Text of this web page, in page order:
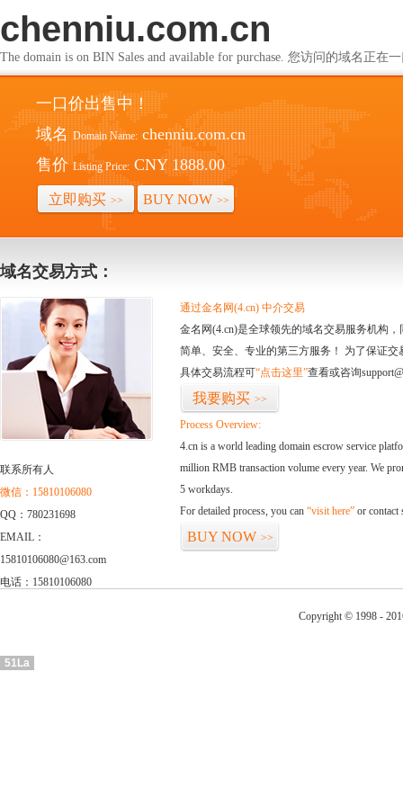
chenniu.com.cn
The domain is on BIN Sales and available for purchase. 您访问的域名正在
一口价出售中！
域名 Domain Name: chenniu.com.cn
售价 Listing Price: CNY 1888.00
立即购买 >> BUY NOW >>
域名交易方式：
联系所有人
微信：15810106080
QQ：780231698
EMAIL：
15810106080@163.com
电话：15810106080
通过金名网(4.cn) 中介交易
金名网(4.cn)是全球领先的域名交易服务机构
简单、安全、专业的第三方服务！ 为了保证
具体交易流程可“点击这里”查看或咨询
我要购买 >>
Process Overview:
4.cn is a world leading domain escrow service
million RMB transaction volume every year. We
5 workdays.
For detailed process, you can “visit here” or contact
BUY NOW >>
Copyright © 1998 -
51La